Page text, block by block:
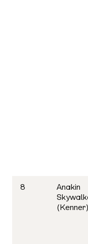
8
Anakin
(Kenner)